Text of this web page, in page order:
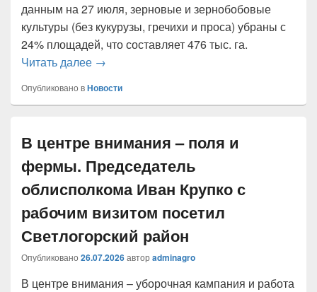
данным на 27 июля, зерновые и зернобобовые
культуры (без кукурузы, гречихи и проса) убраны с
24% площадей, что составляет 476 тыс. га.
Читать далее Зерновые и зернобобовые в Беларуси
→
Опубликовано вНовости
В центре внимания – поля и
фермы. Председатель
облисполкома Иван Крупко с
рабочим визитом посетил
Светлогорский район
Опубликовано 26.07.2026автор adminagro
В центре внимания – уборочная кампания и работа